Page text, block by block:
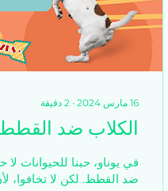
16 مارس 2024 ∙
2 دقيقة
الكلاب ضد
في يوناو، حبنا للحيوانات
ضد القطط. لكن لا تخافوا،